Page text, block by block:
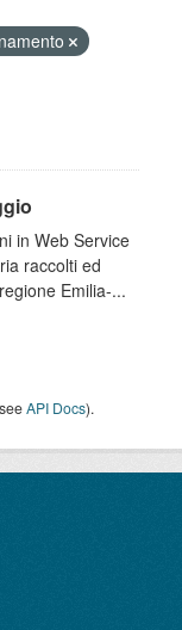
in Web Service
raccolti ed
Emilia-...
API Docs).